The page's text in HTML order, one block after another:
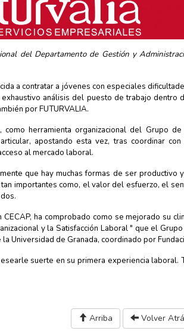
del Departamento de Gestión y
a contratar a jóvenes con especiales
análisis del puesto de trabajo dentro
por FUTURVALIA.
herramienta organizacional del Grupo de
apostando esta vez, tras coordinar
al mercado laboral.
que hay muchas formas de ser productivo
importantes como, el valor del esfuerzo, el
ha comprobado como se mejorado su
y la Satisfacción Laboral " que el
Universidad de Granada, coordinado por
suerte en su primera experiencia laboral.
Arriba Volver